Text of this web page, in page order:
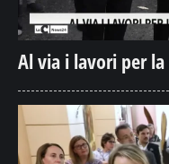
Al via i lavori per